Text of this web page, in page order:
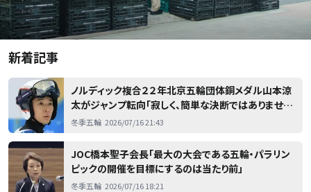
新着記事
ノルディック複合２２年北京五輪団体銅メダル山本涼
太がジャンプ転向「寂しく、簡単な決断ではありません
でした」２０３０年冬季五輪から複合除外
冬季五輪 2026/07/16 21:43
JOC橋本聖子会長「最大の大会である五輪・パラリン
ピックの開催を目標にするのは当たり前」
冬季五輪 2026/07/16 18:21